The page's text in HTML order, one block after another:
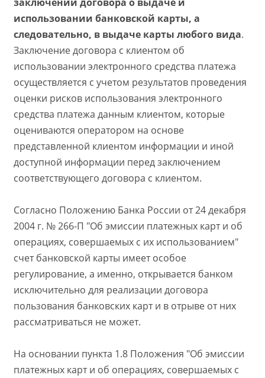
использовании банковской карты, а
следовательно, в выдаче карты любого вида.
Заключение договора с клиентом об
использовании электронного средства платежа
осуществляется с учетом результатов проведения
оценки рисков использования электронного
средства платежа данным клиентом, которые
оцениваются оператором на основе
представленной клиентом информации и иной
доступной информации перед заключением
соответствующего договора с клиентом.
Согласно Положению Банка России от 24 декабря
2004 г. № 266-П "Об эмиссии платежных карт и об
операциях, совершаемых с их использованием"
счет банковской карты имеет особое
регулирование, а именно, открывается банком
исключительно для реализации договора
пользования банковских карт и в отрыве от них
рассматриваться не может.
На основании пункта 1.8 Положения "Об эмиссии
платежных карт и об операциях, совершаемых с